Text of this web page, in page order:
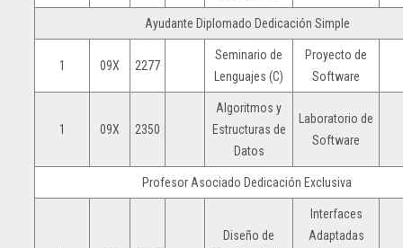
Ayudante Diplomado Dedicación Simple
1 09X 2277
Seminario de
Lenguajes (C)
Proyecto de
Software
1 09X 2350
Algoritmos y
Estructuras de
Datos
Laboratorio de
Software
Profesor Asociado Dedicación Exclusiva
Diseño de
Interfaces
Adaptadas